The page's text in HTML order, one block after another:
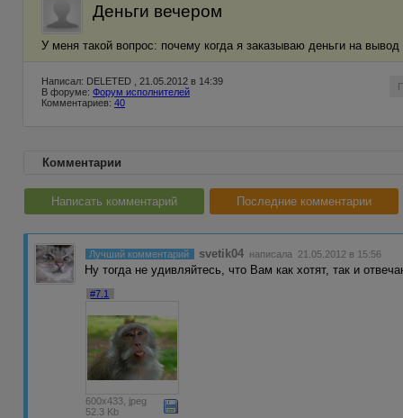
Деньги вечером
У меня такой вопрос: почему когда я заказываю деньги на
Написал: DELETED , 21.05.2012 в 14:39
В форуме: Форум исполнителей
Комментариев: 40
Комментарии
Написать комментарий Последние комментарии
Лучший комментарий svetik04 написала 21.05.2012 в 15:56
Ну тогда не удивляйтесь, что Вам как хотят, так и
#7.1
600x433, jpeg
52.3 Kb